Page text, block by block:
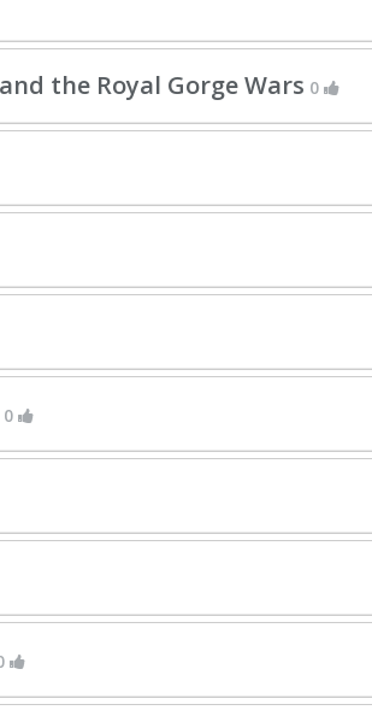
the Royal Gorge Wars 0
0